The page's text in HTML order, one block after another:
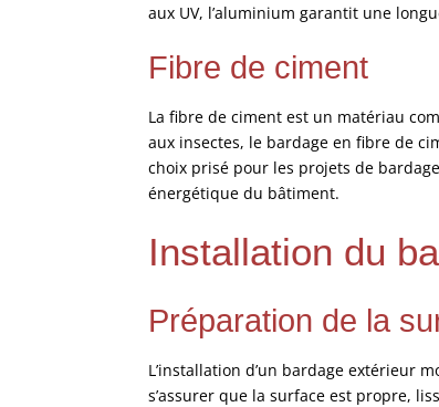
aux UV, l’aluminium garantit une
Fibre de ciment
La fibre de ciment est un matériau
aux insectes, le bardage en fibre de
choix prisé pour les projets de
énergétique du bâtiment.
Installation du
Préparation de la
L’installation d’un bardage extérieur
s’assurer que la surface est propre,